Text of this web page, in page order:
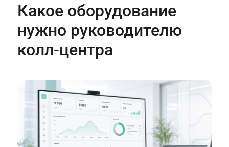
Какое оборудование
нужно руководителю
колл-центра